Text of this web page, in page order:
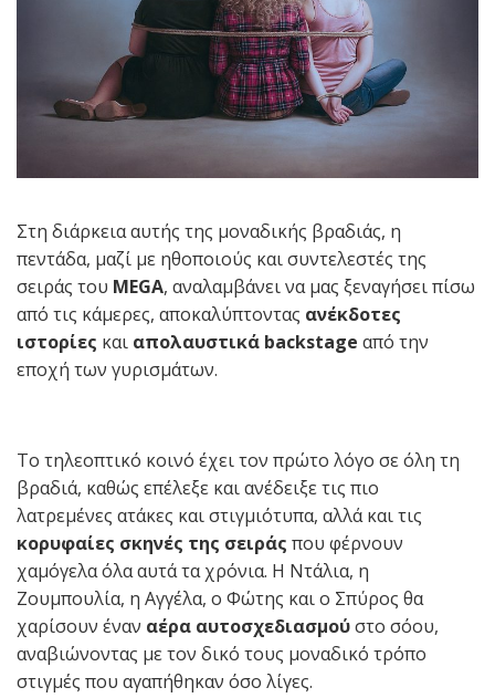
Στη διάρκεια αυτής της μοναδικής βραδιάς, η
πεντάδα, μαζί με ηθοποιούς και συντελεστές της
σειράς του MEGA, αναλαμβάνει να μας ξεναγήσει πίσω
από τις κάμερες, αποκαλύπτοντας ανέκδοτες
ιστορίες και απολαυστικά backstage από την
εποχή των γυρισμάτων.
Το τηλεοπτικό κοινό έχει τον πρώτο λόγο σε όλη τη
βραδιά, καθώς επέλεξε και ανέδειξε τις πιο
λατρεμένες ατάκες και στιγμιότυπα, αλλά και τις
κορυφαίες σκηνές της σειράς που φέρνουν
χαμόγελα όλα αυτά τα χρόνια. Η Ντάλια, η
Ζουμπουλία, η Αγγέλα, ο Φώτης και ο Σπύρος θα
χαρίσουν έναν αέρα αυτοσχεδιασμούστο σόου,
αναβιώνοντας με τον δικό τους μοναδικό τρόπο
στιγμές που αγαπήθηκαν όσο λίγες.